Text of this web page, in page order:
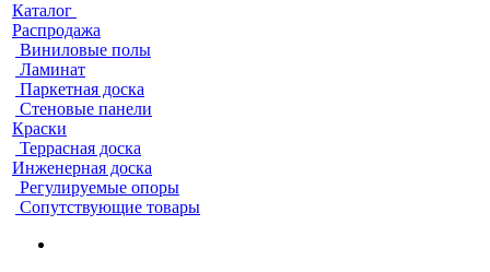
Каталог
Распродажа
Виниловые полы
Ламинат
Паркетная доска
Стеновые панели
Краски
Террасная доска
Инженерная доска
Регулируемые опоры
Сопутствующие товары